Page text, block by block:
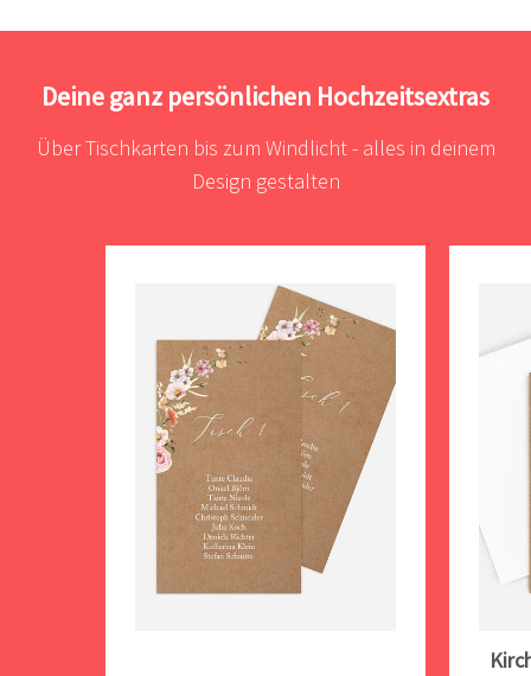
Deine ganz persönlichen Hochzeitsextras
Über Tischkarten bis zum Windlicht - alles in deinem
Design gestalten